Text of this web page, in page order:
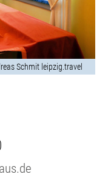
Schmit leipzig.travel